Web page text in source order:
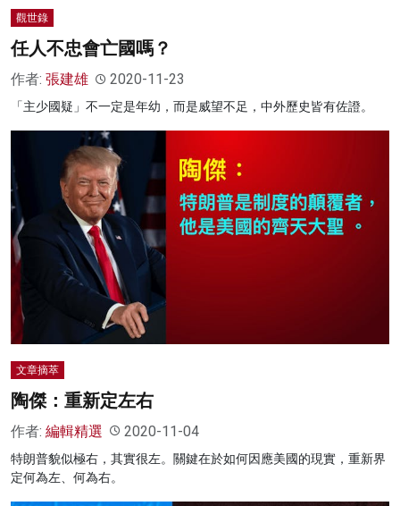
觀世錄
任人不忠會亡國嗎？
作者: 張建雄 2020-11-23
「主少國疑」不一定是年幼，而是威望不足，中外歷史皆有佐證。
文章摘萃
陶傑：重新定左右
作者: 編輯精選 2020-11-04
特朗普貌似極右，其實很左。關鍵在於如何因應美國的現實，重新界
定何為左、何為右。